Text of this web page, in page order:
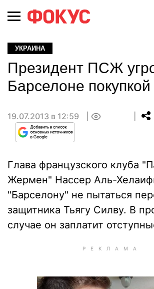
УКРАИНА
Президент ПСЖ
Барселоне
19.07.2013 в 12:59
Глава французского клуба
Жермен" Нассер Аль-
"Барселону" не пытаться
защитника Тьягу Силву. В
случае он заплатит